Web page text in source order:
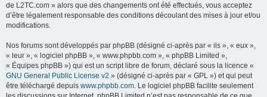
de L2TC.com » alors que des changements ont été effectués, vous acceptez
d’être légalement responsable des conditions découlant des mises à jour et/ou
modifications.
Nos forums sont développés par phpBB (désigné ci-après par « ils », « eux »,
« leur », « logiciel phpBB », « www.phpbb.com », « phpBB Limited »,
« Équipes phpBB ») qui est un script libre de forum, déclaré sous la licence «
GNU General Public License v2 » (désigné ci-après par « GPL ») et qui peut
être téléchargé depuis www.phpbb.com. Le logiciel phpBB facilite seulement